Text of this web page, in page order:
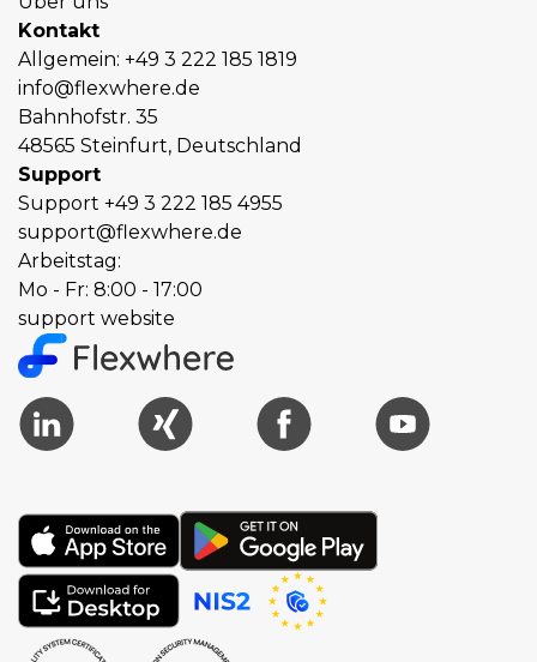
Kontakt
Allgemein: +49 3 222 185 1819
info@flexwhere.de
Bahnhofstr. 35
48565 Steinfurt, Deutschland
Support
Support +49 3 222 185 4955
support@flexwhere.de
Arbeitstag:
Mo - Fr: 8:00 - 17:00
support website